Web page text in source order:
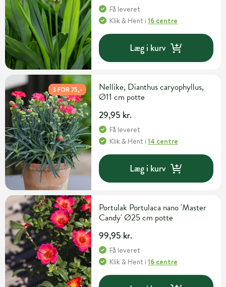
Få leveret
Klik & Hent i16 centre
Læg i kurv
3 FOR 75,-
Nellike, Dianthus caryophyllus,
Ø11 cm potte
29,95 kr.
Få leveret
Klik & Hent i14 centre
Læg i kurv
Portulak Portulaca nano 'Master
Candy' Ø25 cm potte
99,95 kr.
Få leveret
Klik & Hent i16 centre